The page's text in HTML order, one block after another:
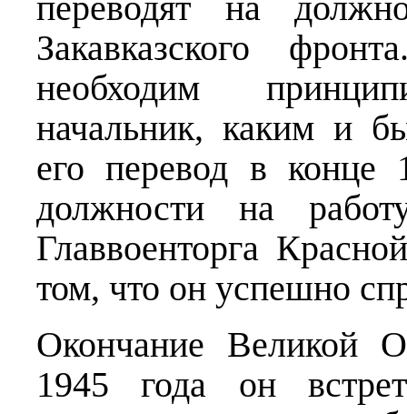
Закавказского
необходим
начальник, каким и
его перевод в
должности на
Главвоенторга
том, что он успешно
Окончание Великой
1945 года он